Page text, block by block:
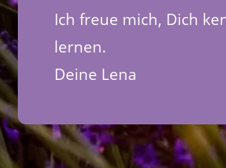
Ich freue mich, Dich
lernen.
Deine Lena